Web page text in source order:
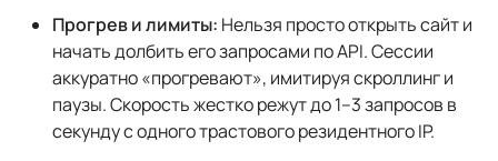
Прогрев и лимиты: Нельзя просто открыть сайт и
начать долбить его запросами по API. Сессии
аккуратно «прогревают», имитируя скроллинг и
паузы. Скорость жестко режут до 1–3 запросов в
секунду с одного трастового резидентного IP.